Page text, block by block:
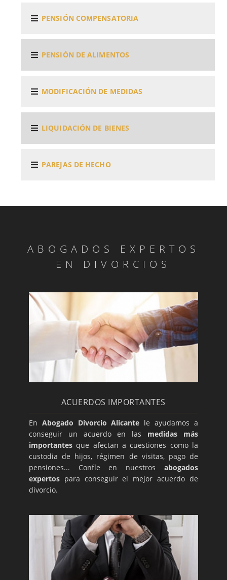
PENSIÓN COMPENSATORIA
PENSIÓN DE ALIMENTOS
MODIFICACIÓN DE MEDIDAS
LIQUIDACIÓN DE BIENES
PAREJAS DE HECHO
ABOGADOS EXPERTOS
EN DIVORCIOS
ACUERDOS IMPORTANTES
En Abogado Divorcio Alicante le ayudamos a
conseguir un acuerdo en las medidas más
importantesque afectan a cuestiones como la
custodia de hijos, régimen de visitas, pago de
pensiones... Confíe en nuestros abogados
expertos para conseguir el mejor acuerdo de
divorcio.